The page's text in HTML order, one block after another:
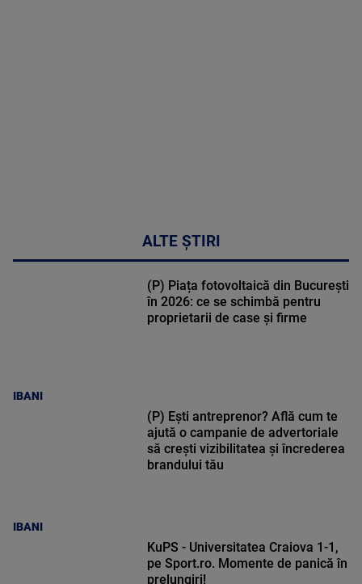
ALTE ȘTIRI
IBANI
(P) Piața fotovoltaică din București
în 2026: ce se schimbă pentru
proprietarii de case și firme
IBANI
(P) Ești antreprenor? Află cum te
ajută o campanie de advertoriale
să crești vizibilitatea și încrederea
brandului tău
KuPS - Universitatea Craiova 1-1,
pe Sport.ro. Momente de panică în
prelungiri!